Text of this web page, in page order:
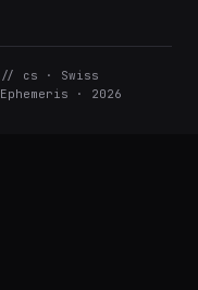
// cs · Swiss
Ephemeris · 2026